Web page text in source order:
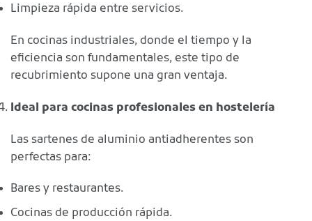
Limpieza rápida entre servicios.
En cocinas industriales, donde el tiempo y la
eficiencia son fundamentales, este tipo de
recubrimiento supone una gran ventaja.
Ideal para cocinas profesionales en hostelería
Las sartenes de aluminio antiadherentes son
perfectas para:
Bares y restaurantes.
Cocinas de producción rápida.